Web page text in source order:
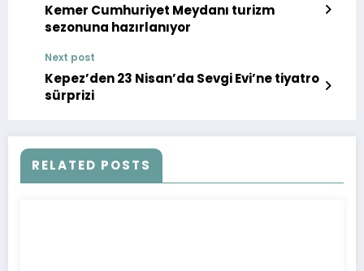
Kemer Cumhuriyet Meydanı turizm
sezonuna hazırlanıyor
Next post
Kepez’den 23 Nisan’da Sevgi Evi’ne tiyatro
sürprizi
RELATED POSTS